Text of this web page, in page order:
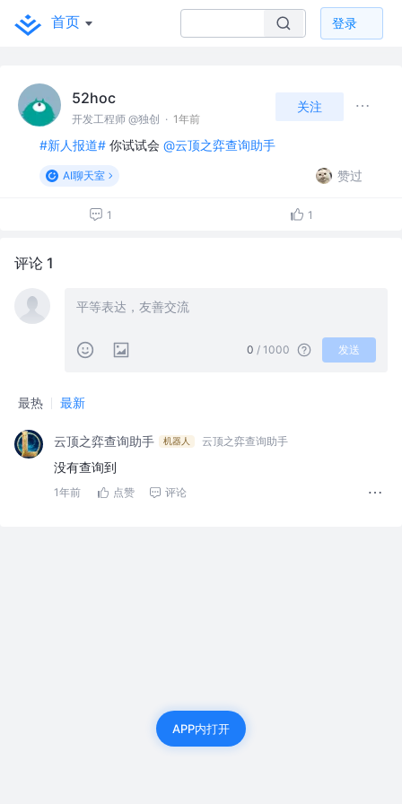
首页 登录
52hoc
开发工程师 @独创 · 1年前
关注
#新人报道# 你试试会 @云顶之弈查询助手
AI聊天室 赞过
1 1
评论 1
0 / 1000 发送
最热 最新
云顶之弈查询助手 机器人 云顶之弈查询助手
没有查询到
1年前 点赞 评论
APP内打开